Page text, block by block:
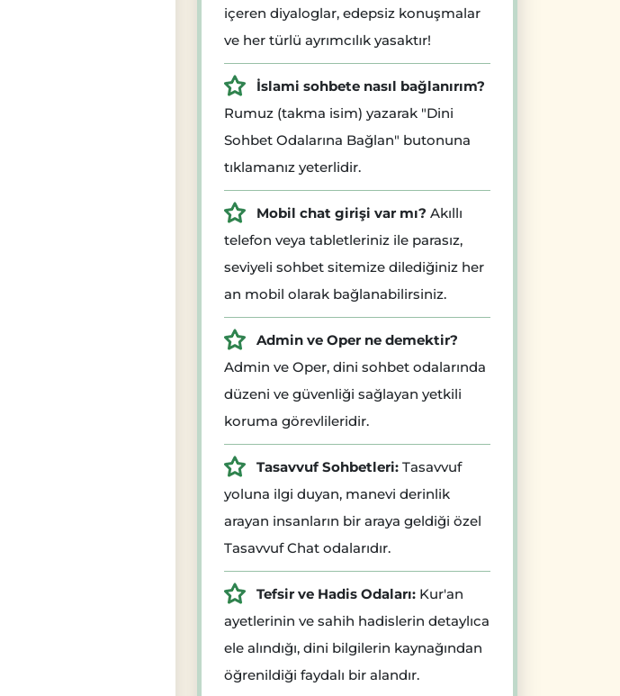
içeren diyaloglar, edepsiz konuşmalar
ve her türlü ayrımcılık yasaktır!
İslami sohbete nasıl bağlanırım?
Rumuz (takma isim) yazarak "Dini
Sohbet Odalarına Bağlan" butonuna
tıklamanız yeterlidir.
Mobil chat girişi var mı? Akıllı
telefon veya tabletleriniz ile parasız,
seviyeli sohbet sitemize dilediğiniz her
an mobil olarak bağlanabilirsiniz.
Admin ve Oper ne demektir?
Admin ve Oper, dini sohbet odalarında
düzeni ve güvenliği sağlayan yetkili
koruma görevlileridir.
Tasavvuf Sohbetleri: Tasavvuf
yoluna ilgi duyan, manevi derinlik
arayan insanların bir araya geldiği özel
Tasavvuf Chat odalarıdır.
Tefsir ve Hadis Odaları: Kur'an
ayetlerinin ve sahih hadislerin detaylıca
ele alındığı, dini bilgilerin kaynağından
öğrenildiği faydalı bir alandır.